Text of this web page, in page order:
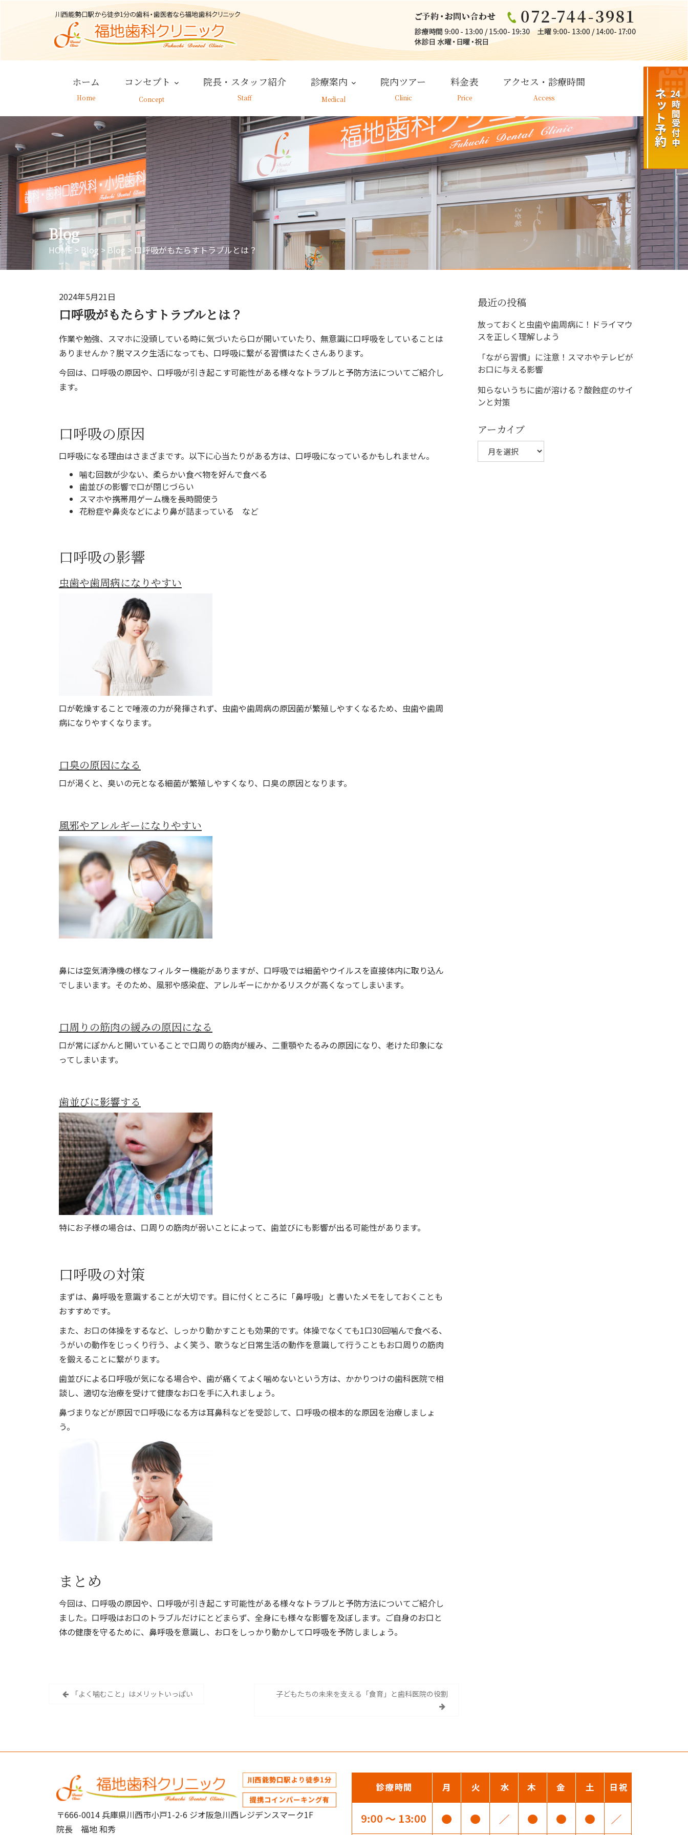
ホーム コンセプト 院長・スタッフ紹介 診療案内 院内ツアー 料金表 アクセス・診療時間
Blog
HOME > Blog > Blog > 口呼吸がもたらすトラブルとは？
2024年5月21日
口呼吸がもたらすトラブルとは？
作業や勉強、スマホに没頭している時に気づいたら口が開いていたり、無意識に口呼吸をしていることは
ありませんか？脱マスク生活になっても、口呼吸に繋がる習慣はたくさんあります。
今回は、口呼吸の原因や、口呼吸が引き起こす可能性がある様々なトラブルと予防方法についてご紹介し
ます。
口呼吸の原因
口呼吸になる理由はさまざまです。以下に心当たりがある方は、口呼吸になっているかもしれません。
噛む回数が少ない、柔らかい食べ物を好んで食べる
歯並びの影響で口が閉じづらい
スマホや携帯用ゲーム機を長時間使う
花粉症や鼻炎などにより鼻が詰まっている など
口呼吸の影響
虫歯や歯周病になりやすい
口が乾燥することで唾液の力が発揮されず、虫歯や歯周病の原因菌が繁殖しやすくなるため、虫歯や歯周
病になりやすくなります。
口臭の原因になる
口が渇くと、臭いの元となる細菌が繁殖しやすくなり、口臭の原因となります。
風邪やアレルギーになりやすい
鼻には空気清浄機の様なフィルター機能がありますが、口呼吸では細菌やウイルスを直接体内に取り込ん
でしまいます。そのため、風邪や感染症、アレルギーにかかるリスクが高くなってしまいます。
口周りの筋肉の緩みの原因になる
口が常にぽかんと開いていることで口周りの筋肉が緩み、二重顎やたるみの原因になり、老けた印象にな
ってしまいます。
歯並びに影響する
特にお子様の場合は、口周りの筋肉が弱いことによって、歯並びにも影響が出る可能性があります。
口呼吸の対策
まずは、鼻呼吸を意識することが大切です。目に付くところに「鼻呼吸」と書いたメモをしておくことも
おすすめです。
また、お口の体操をするなど、しっかり動かすことも効果的です。体操でなくても1口30回噛んで食べる、
うがいの動作をじっくり行う、よく笑う、歌うなど日常生活の動作を意識して行うこともお口周りの筋肉
を鍛えることに繋がります。
歯並びによる口呼吸が気になる場合や、歯が痛くてよく噛めないという方は、かかりつけの歯科医院で相
談し、適切な治療を受けて健康なお口を手に入れましょう。
鼻づまりなどが原因で口呼吸になる方は耳鼻科などを受診して、口呼吸の根本的な原因を治療しましょ
う。
まとめ
今回は、口呼吸の原因や、口呼吸が引き起こす可能性がある様々なトラブルと予防方法についてご紹介し
ました。口呼吸はお口のトラブルだけにとどまらず、全身にも様々な影響を及ぼします。ご自身のお口と
体の健康を守るために、鼻呼吸を意識し、お口をしっかり動かして口呼吸を予防しましょう。
ビ
ー
シ
「よく噛むこと」はメリットいっぱい 子どもたちの未来を支える「食育」と歯科医院の役割
最近の投稿
放っておくと虫歯や歯周病に！ドライマウ
スを正しく理解しよう
「ながら習慣」に注意！スマホやテレビが
お口に与える影響
知らないうちに歯が溶ける？酸蝕症のサイ
ンと対策
アーカイブ
ー
〒666-0014 兵庫県川西市小戸1-2-6 ジオ阪急川西レジデンスマーク1F
院長 福地 和秀